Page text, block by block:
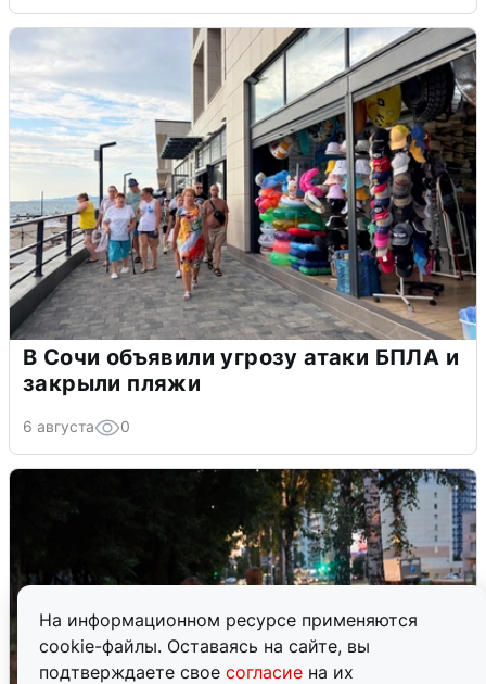
На информационном ресурсе применяются
cookie-файлы. Оставаясь на сайте, вы
подтверждаете свое согласие на их
В Сочи объявили угрозу атаки БПЛА и
закрыли пляжи
6 августа 0